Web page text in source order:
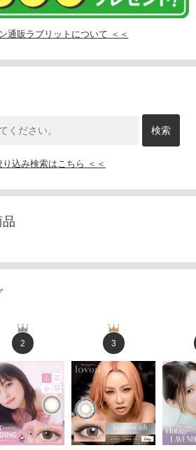
通販ラブリットについて ＜＜
り込み検索はこちら ＜＜
2 3